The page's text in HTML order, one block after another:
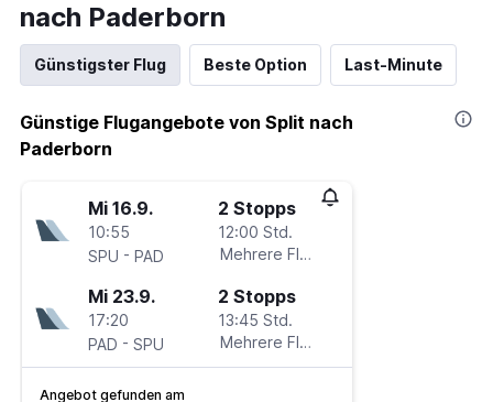
nach Paderborn
Günstigster Flug Beste Option Last-Minute
Günstige Flugangebote von Split nach
Paderborn
Mi 16.9.
10:55
SPU - PAD
2 Stopps
12:00 Std.
Mehrere Fluglinien
Mi 23.9.
17:20
PAD - SPU
2 Stopps
13:45 Std.
Mehrere Fluglinien
Angebot gefunden am